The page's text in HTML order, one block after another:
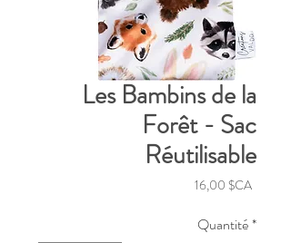
Les Bambins de la
Forêt - Sac
Réutilisable
16,00 $CAPrix
Quantité*